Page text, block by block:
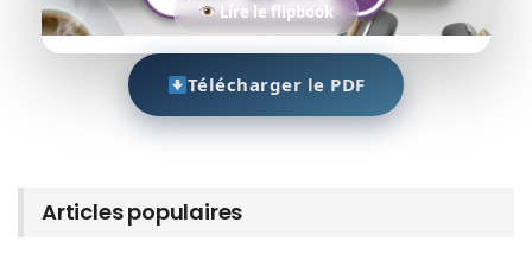
Lire le flipbook
Télécharger le PDF
Articles populaires